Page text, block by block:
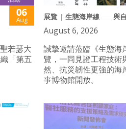
06
Aug
若瑟大
「第五
展覽 | 生態海岸線 ── 與
August 6, 2026
誠摯邀請蒞臨《生態
覽，一同見證工程技術
然、抗災韌性更強的海
事博物館開放。